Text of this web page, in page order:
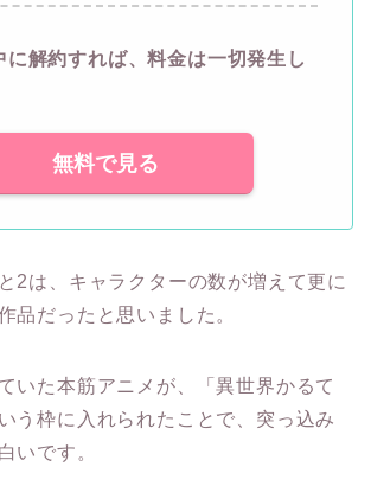
解約すれば、料金は一切発生し
無料で見る
2は、キャラクターの数が増えて更に
品だったと思いました。
いた本筋アニメが、「異世界かるて
う枠に入れられたことで、突っ込み
いです。